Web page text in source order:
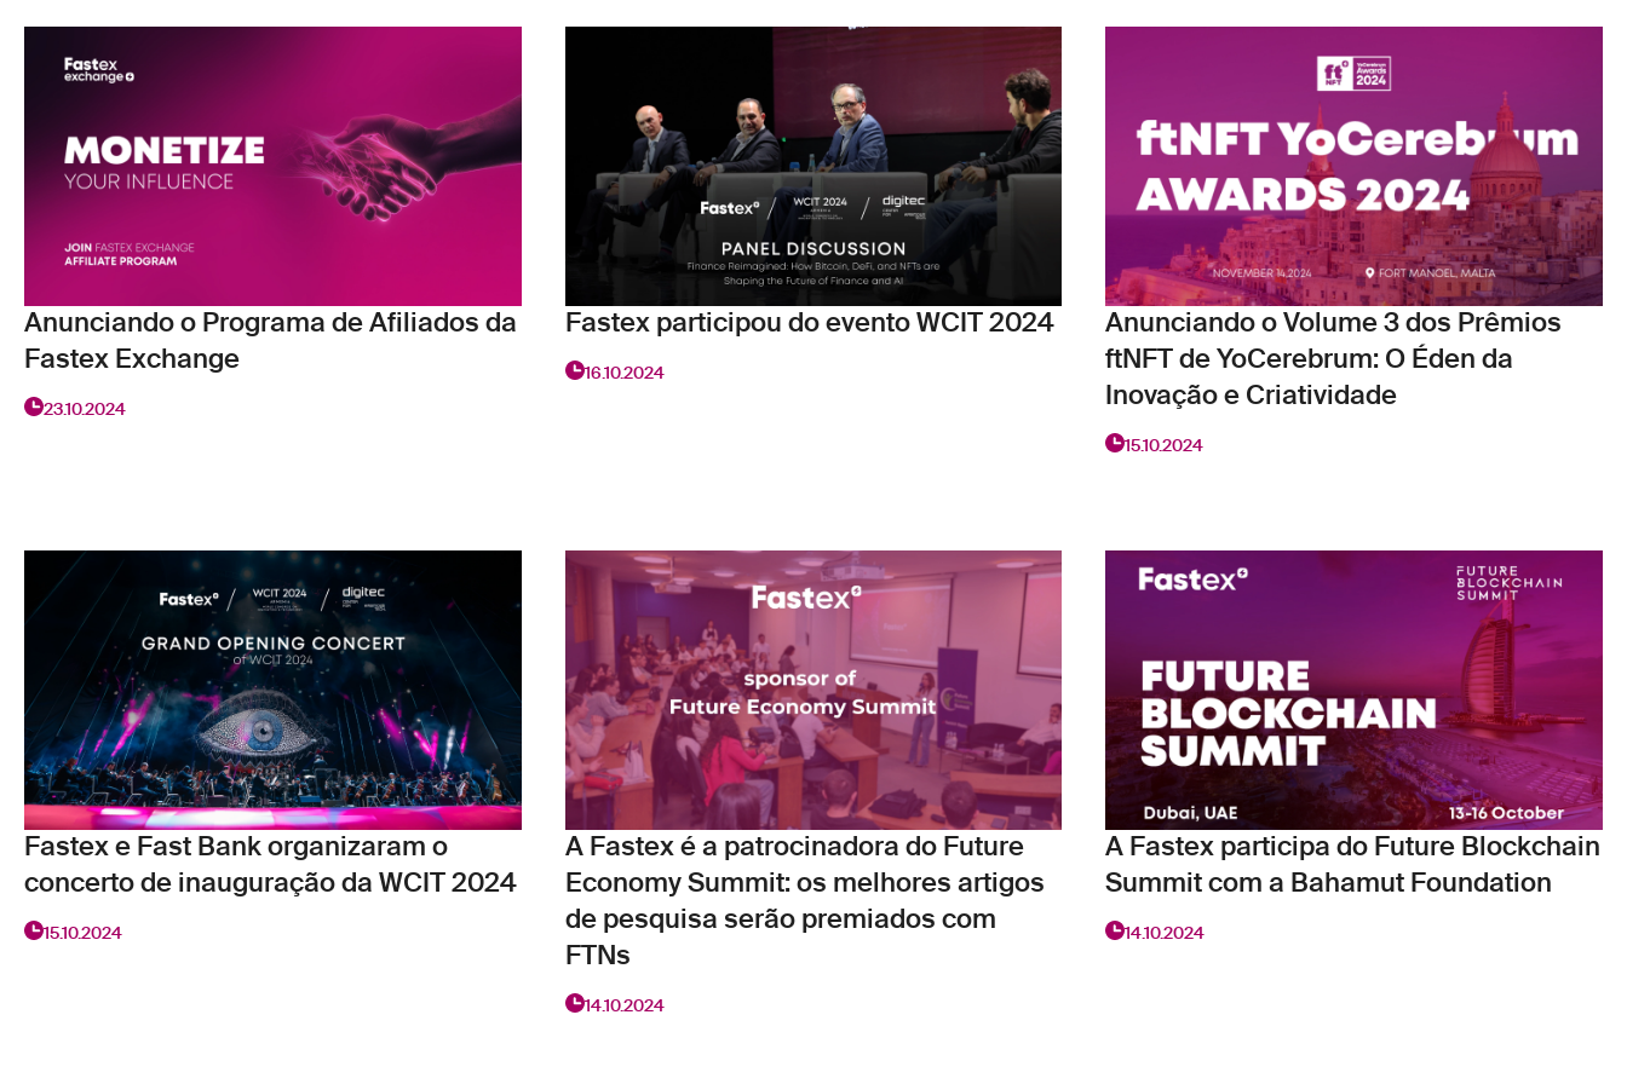
Anunciando o Programa de Afiliados da
Fastex Exchange
23.10.2024
Fastex participou do evento WCIT 2024
16.10.2024
Anunciando o Volume 3 dos Prêmios
ftNFT de YoCerebrum: O Éden da
Inovação e Criatividade
15.10.2024
Fastex e Fast Bank organizaram o
concerto de inauguração da WCIT 2024
15.10.2024
A Fastex é a patrocinadora do Future
Economy Summit: os melhores artigos
de pesquisa serão premiados com
FTNs
14.10.2024
A Fastex participa do Future Blockchain
Summit com a Bahamut Foundation
14.10.2024